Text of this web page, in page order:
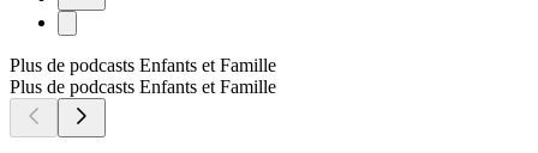
Plus de podcasts Enfants et Famille
Plus de podcasts Enfants et Famille